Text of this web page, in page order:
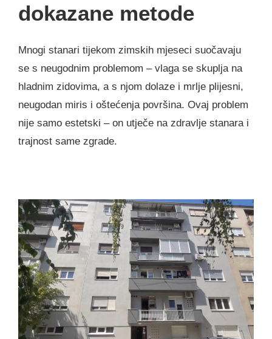
dokazane metode
Mnogi stanari tijekom zimskih mjeseci suočavaju
se s neugodnim problemom – vlaga se skuplja na
hladnim zidovima, a s njom dolaze i mrlje plijesni,
neugodan miris i oštećenja površina. Ovaj problem
nije samo estetski – on utječe na zdravlje stanara i
trajnost same zgrade.